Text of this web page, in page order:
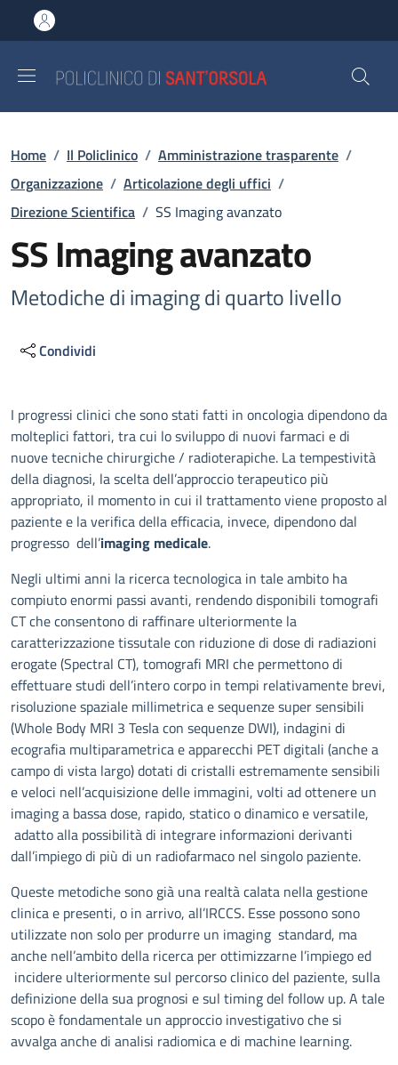
al contenuto principale
to footer content
Briciole di pane
Home / Il Policlinico / Amministrazione trasparente /
Organizzazione / Articolazione degli uffici /
Direzione Scientifica / SS Imaging avanzato
SS Imaging avanzato
Metodiche di imaging di quarto livello
Condividi
Descrizione
I progressi clinici che sono stati fatti in oncologia dipendono da
molteplici fattori, tra cui lo sviluppo di nuovi farmaci e di
nuove tecniche chirurgiche / radioterapiche. La tempestività
della diagnosi, la scelta dell’approccio terapeutico più
appropriato, il momento in cui il trattamento viene proposto al
paziente e la verifica della efficacia, invece, dipendono dal
progresso dell’imaging medicale.
Negli ultimi anni la ricerca tecnologica in tale ambito ha
compiuto enormi passi avanti, rendendo disponibili tomografi
CT che consentono di raffinare ulteriormente la
caratterizzazione tissutale con riduzione di dose di radiazioni
erogate (Spectral CT), tomografi MRI che permettono di
effettuare studi dell’intero corpo in tempi relativamente brevi,
risoluzione spaziale millimetrica e sequenze super sensibili
(Whole Body MRI 3 Tesla con sequenze DWI), indagini di
ecografia multiparametrica e apparecchi PET digitali (anche a
campo di vista largo) dotati di cristalli estremamente sensibili
e veloci nell’acquisizione delle immagini, volti ad ottenere un
imaging a bassa dose, rapido, statico o dinamico e versatile,
adatto alla possibilità di integrare informazioni derivanti
dall’impiego di più di un radiofarmaco nel singolo paziente.
Queste metodiche sono già una realtà calata nella gestione
clinica e presenti, o in arrivo, all’IRCCS. Esse possono sono
utilizzate non solo per produrre un imaging standard, ma
anche nell’ambito della ricerca per ottimizzarne l’impiego ed
incidere ulteriormente sul percorso clinico del paziente, sulla
definizione della sua prognosi e sul timing del follow up. A tale
scopo è fondamentale un approccio investigativo che si
avvalga anche di analisi radiomica e di machine learning.